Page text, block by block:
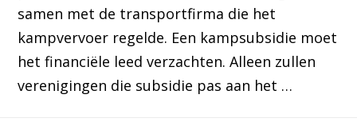
samen met de transportfirma die het
kampvervoer regelde. Een kampsubsidie moet
het financiële leed verzachten. Alleen zullen
verenigingen die subsidie pas aan het …